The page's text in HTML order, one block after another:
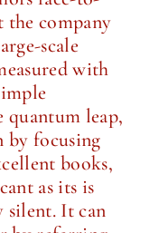
the company
scale
with
quantum leap,
by focusing
books,
as its is
silent. It can